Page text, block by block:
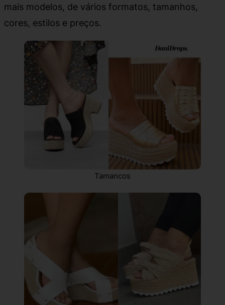
mais modelos, de vários formatos, tamanhos,
cores, estilos e preços.
Tamancos